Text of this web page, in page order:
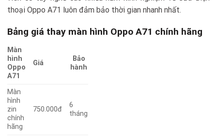
thoại Oppo A71 luôn đảm bảo thời gian nhanh nhất.
Bảng giá thay màn hình Oppo A71 chính hãng
Màn
hình
Oppo
A71
Giá
Bảo
hành
Màn
hình
zin
chính
hãng
750.000đ
6
tháng